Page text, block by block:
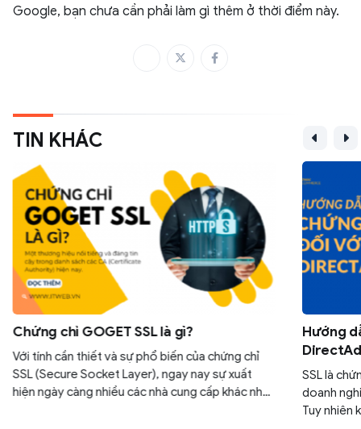
Google, bạn chưa cần phải làm gì thêm ở thời điểm này.
TIN KHÁC
Chứng chỉ GOGET SSL là gì?
Với tính cần thiết và sự phổ biến của chứng chỉ
SSL (Secure Socket Layer), ngay nay sự xuất
hiện ngày càng nhiều các nhà cung cấp khác nhau
Hướng
SSL là
doanh
Tuy nhiên